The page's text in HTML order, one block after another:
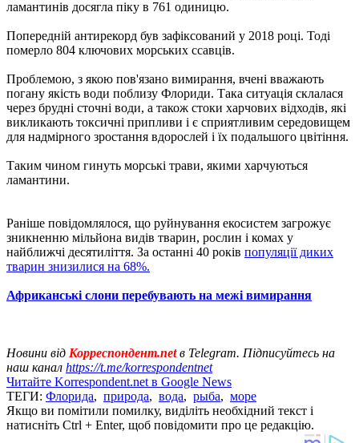
ламантинів досягла піку в 761 одиницю.
Попередній антирекорд був зафіксований у 2018 році. Тоді
померло 804 ключових морських ссавців.
Проблемою, з якою пов'язано вимирання, вчені вважають
погану якість води поблизу Флориди. Така ситуація склалася
через брудні сточні води, а також стоки харчових відходів, які
викликають токсичні припливи і є сприятливим середовищем
для надмірного зростання вдорослей і їх подальшого цвітіння.
Таким чином гинуть морські трави, якими харчуються
ламантини.
Раніше повідомлялося, що руйнування екосистем загрожує
зникненню мільйона видів тварин, рослин і комах у
найближчі десятиліття. За останні 40 років популяції диких
тварин знизилися на 68%.
Африканські слони перебувають на межі вимирання
Новини від Корреспондент.netв Telegram. Підписуйтесь на
наш канал https://t.me/korrespondentnet
Читайте Korrespondent.net в Google News
ТЕГИ: Флорида, природа, вода, рыба, море
Якщо ви помітили помилку, виділіть необхідний текст і
натисніть Ctrl + Enter, щоб повідомити про це редакцію.